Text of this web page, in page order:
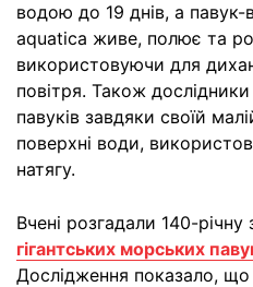
водою до 19 днів, а
aquatica живе, полює та
використовуючи для
повітря. Також
павуків завдяки своїй
поверхні води,
натягу.
Вчені розгадали 140-річну
гігантських морських
Дослідження показало, що